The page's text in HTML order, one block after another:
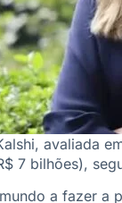
avaliada
7 bilhões),
a fazer a